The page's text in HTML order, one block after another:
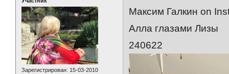
Зарегистрирован: 15-03-2010
Максим Галкин on
Алла глазами Лизы
240622